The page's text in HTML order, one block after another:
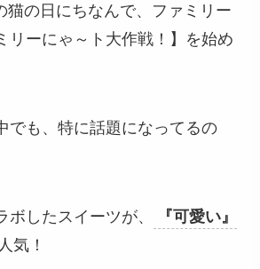
猫の日にちなんで、ファミリー
リーにゃ～ト大作戦！】を始め
でも、特に話題になってるの
ボしたスイーツが、
『可愛い』
気！